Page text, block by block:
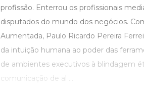
profissão. Enterrou os profissionais
disputados do mundo dos negócios.
Aumentada, Paulo Ricardo Pereira
da intuição humana ao poder das
de ambientes executivos à blindagem
comunicação de al ...